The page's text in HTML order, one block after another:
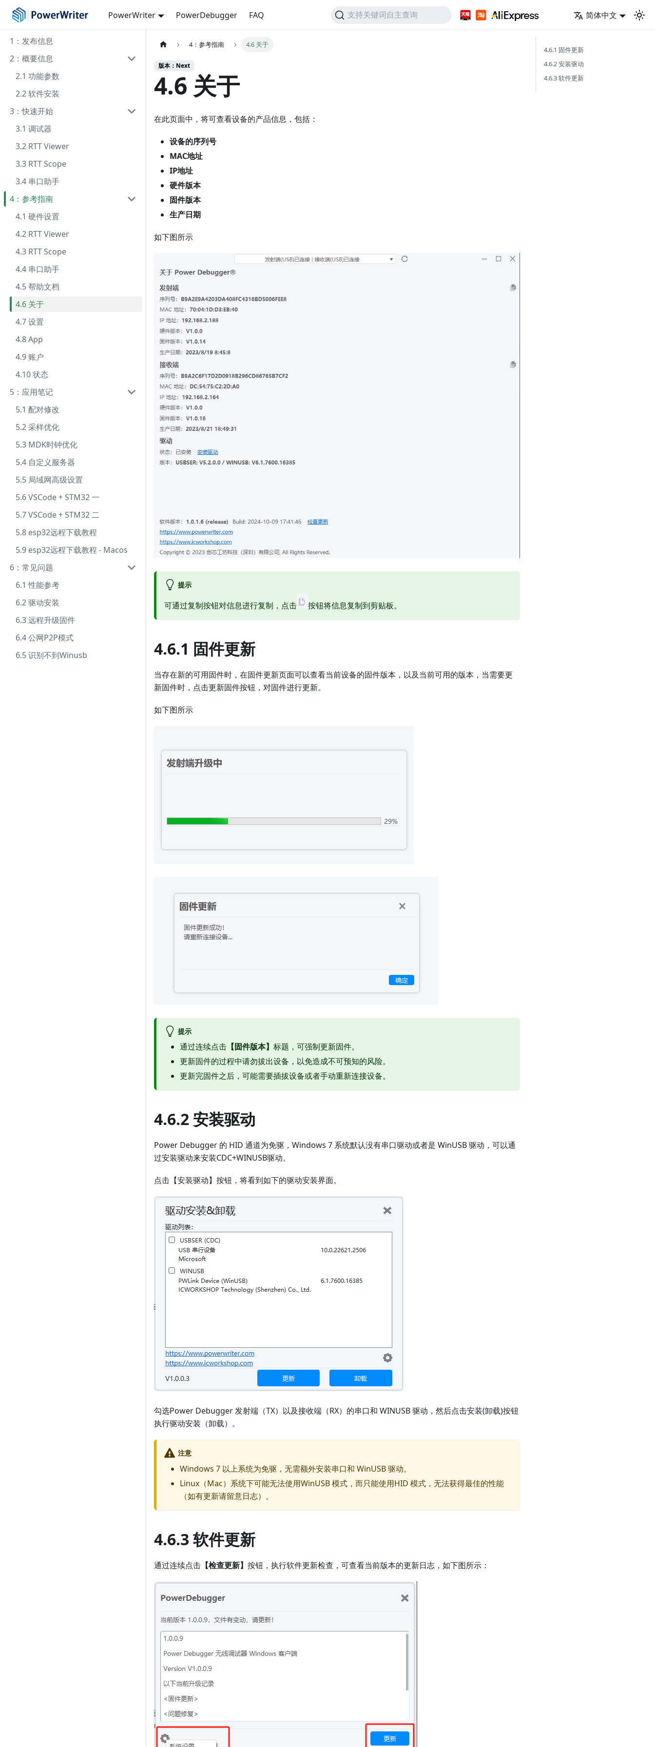
PowerWriter PowerDebugger FAQ 支持关键词自主查询 简体中文
1：发布信息
2：概要信息
2.1 功能参数
2.2 软件安装
3：快速开始
3.1 调试器
3.2 RTT Viewer
3.3 RTT Scope
3.4 串口助手
4：参考指南
4.1 硬件设置
4.2 RTT Viewer
4.3 RTT Scope
4.4 串口助手
4.5 帮助文档
4.6 关于
4.7 设置
4.8 App
4.9 账户
4.10 状态
5：应用笔记
5.1 配对修改
5.2 采样优化
5.3 MDK时钟优化
5.4 自定义服务器
5.5 局域网高级设置
5.6 VSCode + STM32 一
5.7 VSCode + STM32 二
5.8 esp32远程下载教程
5.9 esp32远程下载教程 - Macos
6：常见问题
6.1 性能参考
6.2 驱动安装
6.3 远程升级固件
6.4 公网P2P模式
6.5 识别不到Winusb
4：参考指南 4.6 关于
版本：Next
4.6 关于
在此页面中，将可查看设备的产品信息，包括：
设备的序列号
MAC地址
IP地址
硬件版本
固件版本
生产日期
如下图所示
提示
可通过复制按钮对信息进行复制，点击 按钮将信息复制到剪贴板。
4.6.1 固件更新
当存在新的可用固件时，在固件更新页面可以查看当前设备的固件版本，以及当前可用的版本，当需要更
新固件时，点击更新固件按钮，对固件进行更新。
如下图所示
提示
通过连续点击 【固件版本】 标题，可强制更新固件。
更新固件的过程中请勿拔出设备，以免造成不可预知的风险。
更新完固件之后，可能需要插拔设备或者手动重新连接设备。
4.6.2 安装驱动
Power Debugger 的 HID 通道为免驱，Windows 7 系统默认没有串口驱动或者是 WinUSB 驱动，可以通
过安装驱动来安装CDC+WINUSB驱动。
点击【安装驱动】按钮，将看到如下的驱动安装界面。
勾选Power Debugger 发射端（TX）以及接收端（RX）的串口和 WINUSB 驱动，然后点击安装(卸载)按钮
执行驱动安装（卸载）。
注意
Windows 7 以上系统为免驱，无需额外安装串口和 WinUSB 驱动。
Linux（Mac）系统下可能无法使用WinUSB 模式，而只能使用HID 模式，无法获得最佳的性能
（如有更新请留意日志）。
4.6.3 软件更新
通过连续点击 【检查更新】 按钮，执行软件更新检查，可查看当前版本的更新日志，如下图所示：
4.6.1 固件更新
4.6.2 安装驱动
4.6.3 软件更新